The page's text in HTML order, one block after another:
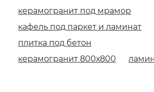
керамогранит под мрамор
кафель под паркет и ламинат
плитка под бетон
керамогранит 800х800